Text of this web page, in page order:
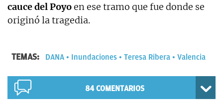
cauce del Poyoen ese tramo que fue donde se
originó la tragedia.
TEMAS: DANA Inundaciones Teresa Ribera Valencia
84COMENTARIOS